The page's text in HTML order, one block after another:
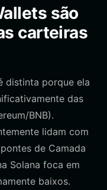
são
carteiras
distinta porque ela
das
BNB).
lidam com
de Camada
Solana foca em
baixos.